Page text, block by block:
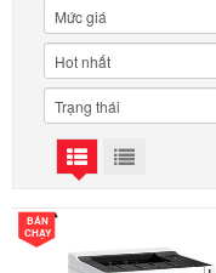
BÁN
CHẠY